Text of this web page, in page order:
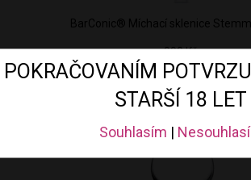
POKRAČOVANÍM
STARŠÍ 18 LET
Souhlasím |
BarConic® Míchací sklenice
990 Kč